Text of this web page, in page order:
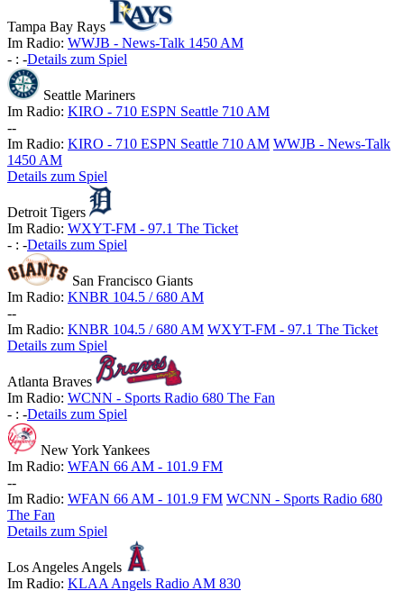
Tampa Bay Rays
Im Radio: WWJB - News-Talk 1450 AM
- : -Details zum Spiel
Seattle Mariners
Im Radio: KIRO - 710 ESPN Seattle 710 AM
--
Im Radio: KIRO - 710 ESPN Seattle 710 AM WWJB - News-Talk
1450 AM
Details zum Spiel
Detroit Tigers
Im Radio: WXYT-FM - 97.1 The Ticket
- : -Details zum Spiel
San Francisco Giants
Im Radio: KNBR 104.5 / 680 AM
--
Im Radio: KNBR 104.5 / 680 AM WXYT-FM - 97.1 The Ticket
Details zum Spiel
Atlanta Braves
Im Radio: WCNN - Sports Radio 680 The Fan
- : -Details zum Spiel
New York Yankees
Im Radio: WFAN 66 AM - 101.9 FM
--
Im Radio: WFAN 66 AM - 101.9 FM WCNN - Sports Radio 680
The Fan
Details zum Spiel
Los Angeles Angels
Im Radio: KLAA Angels Radio AM 830